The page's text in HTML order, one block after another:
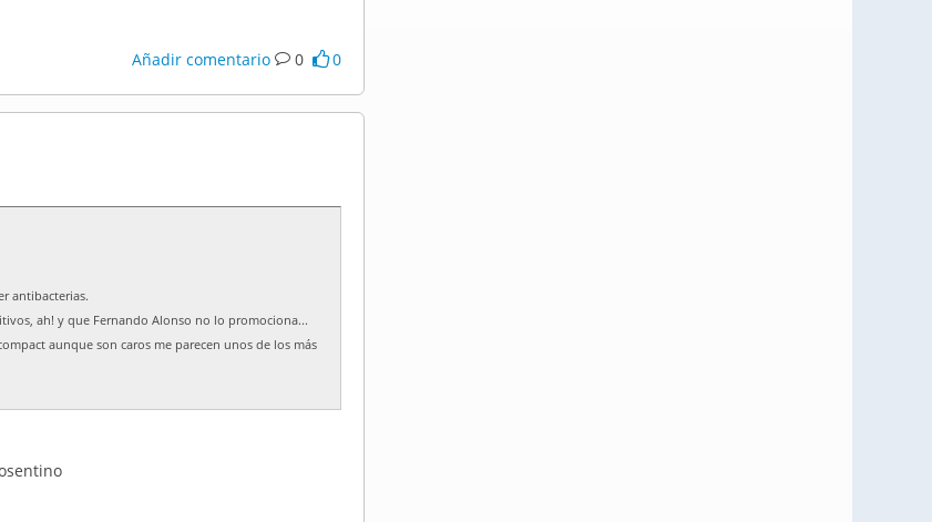
Añadir comentario 0 0
antibacterias.
ah! y que Fernando Alonso no lo promociona...
aunque son caros me parecen unos de los más